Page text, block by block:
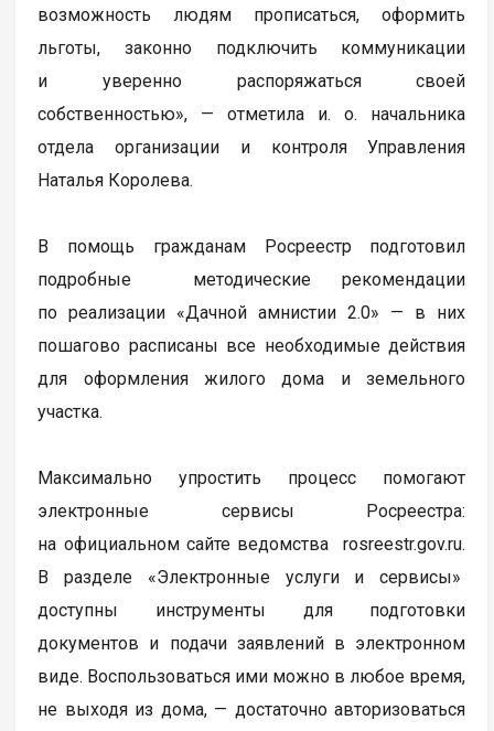
возможность людям прописаться, оформить
льготы, законно подключить коммуникации
и уверенно распоряжаться своей
собственностью», — отметила и. о. начальника
отдела организации и контроля Управления
Наталья Королева.
В помощь гражданам Росреестр подготовил
подробные методические рекомендации
по реализации «Дачной амнистии 2.0» — в них
пошагово расписаны все необходимые действия
для оформления жилого дома и земельного
участка.
Максимально упростить процесс помогают
электронные сервисы Росреестра:
на официальном сайте ведомства rosreestr.gov.ru.
В разделе «Электронные услуги и сервисы»
доступны инструменты для подготовки
документов и подачи заявлений в электронном
виде. Воспользоваться ими можно в любое время,
не выходя из дома, — достаточно авторизоваться